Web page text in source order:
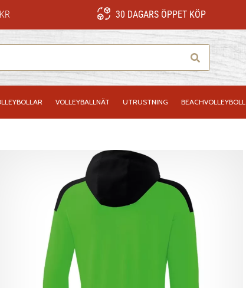
30 DAGARS ÖPPET KÖP
VOLLEYBALLNÄT UTRUSTNING BEACHVOLLEYBOLL